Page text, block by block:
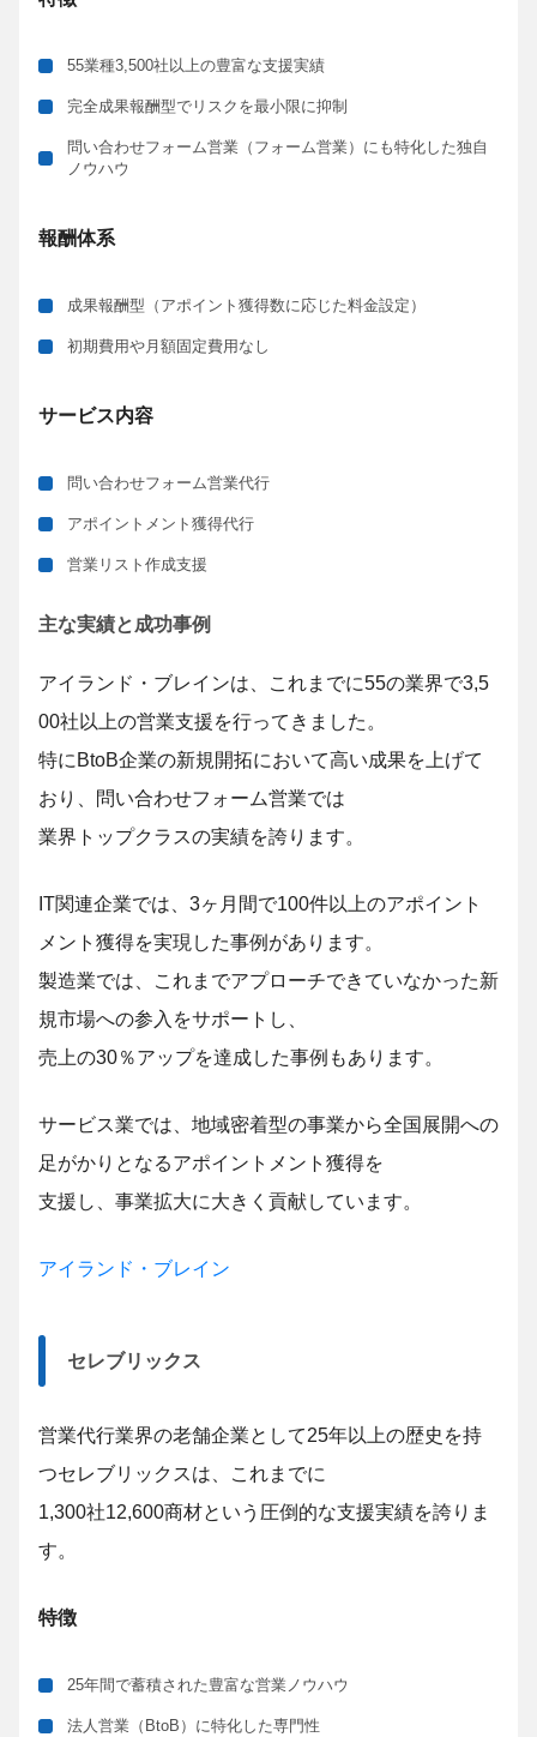
55業種3,500社以上の豊富な支援実績
完全成果報酬型でリスクを最小限に抑制
問い合わせフォーム営業（フォーム営業）に も特化した独自
ノウハウ
報酬体系
成果報酬型（アポイント獲得数に応じた料金設定）
初期費用や月額固定費用なし
サービス内容
問い合わせフォーム営業代行
アポイントメント獲得代行
営業リスト作成支援
主な実績と成功事例
アイランド・ブレインは、これまでに55の業界で3,5
00社以上の営業支援を行ってきました。
特にBtoB企業の新規開拓において高い成果を上げて
おり、問い合わせフォーム営業では
業界トップクラスの実績を誇ります。
IT関連企業では、3ヶ月間で100件以上のアポイント
メント獲得を実現した事例があります。
製造業では、これまでアプローチできていなかった新
規市場への参入をサポートし、
売上の30％アップを達成した事例もあります。
サービス業では、地域密着型の事業から全国展開への
足がかりとなるアポイントメント獲得を
支援し、事業拡大に大きく貢献しています。
アイランド・ブレイン
セレブリックス
営業代行業界の老舗企業として25年以上の歴史を持
つセレブリックスは、これまでに
1,300社12,600商材という圧倒的な支援実績を誇りま
す。
特徴
25年間で蓄積された豊富な営業ノウハウ
法人営業（BtoB）に特化した専門性